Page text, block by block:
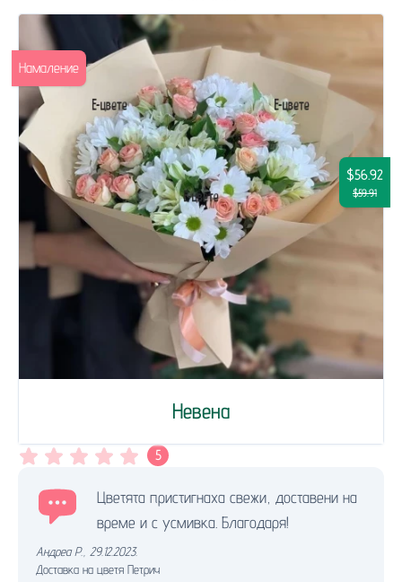
Невена
$56.92
$59.91
Намаление
5
Цветята пристигнаха свежи, доставени на
време и с усмивка. Благодаря!
Андреа Р. 29.12.2023.
Доставка на цветя Петрич